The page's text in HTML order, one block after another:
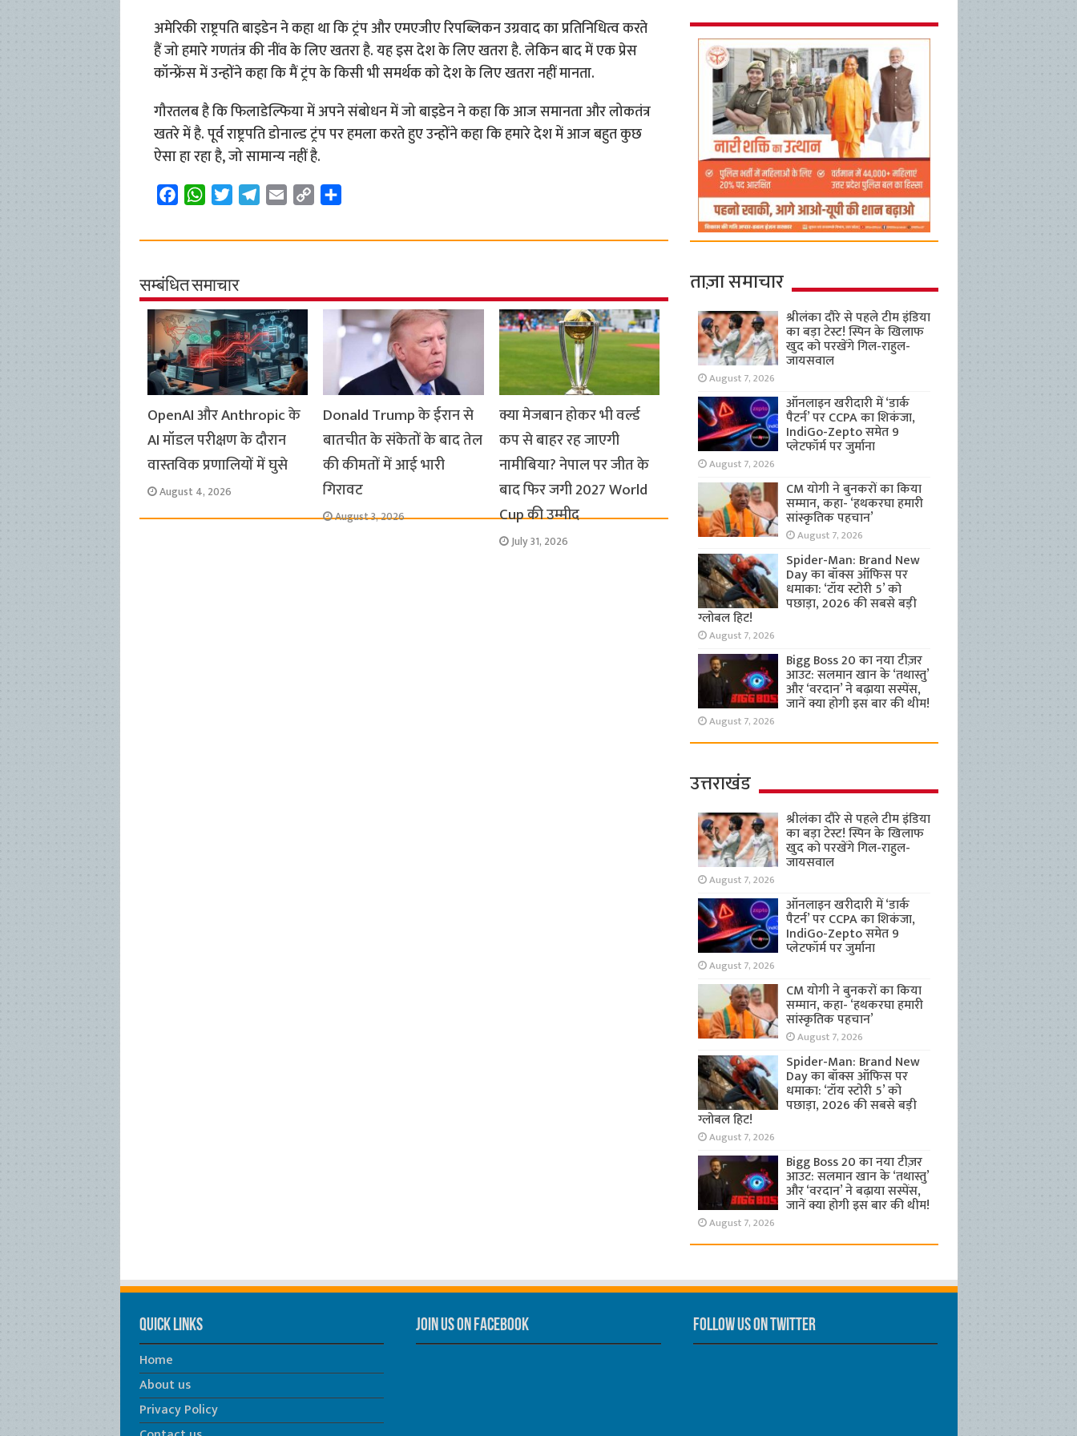
अमेरिकी राष्ट्रपति बाइडेन ने कहा था कि ट्रंप और एमएजीए रिपब्लिकन उग्रवाद का प्रतिनिधित्व करते
हैं जो हमारे गणतंत्र की नींव के लिए खतरा है. यह इस देश के लिए खतरा है. लेकिन बाद में एक प्रेस
कॉन्फ्रेंस में उन्होंने कहा कि मैं ट्रंप के किसी भी समर्थक को देश के लिए खतरा नहीं मानता.
गौरतलब है कि फिलाडेल्फिया में अपने संबोधन में जो बाइडेन ने कहा कि आज समानता और लोकतंत्र
खतरे में है. पूर्व राष्ट्रपति डोनाल्ड ट्रंप पर हमला करते हुए उन्होंने कहा कि हमारे देश में आज बहुत कुछ
ऐसा हा रहा है, जो सामान्य नहीं है.
c
b
o
o
k
W
a
s
A
p
p
i
t
e
r
l
r
a
m
a
p
i
a
सम्बंधित समाचार
OpenAI और Anthropic के
AI मॉडल परीक्षण के दौरान
वास्तविक प्रणालियों में घुसे
August 4, 2026
Donald Trump के ईरान से
बातचीत के संकेतों के बाद तेल
की कीमतों में आई भारी
गिरावट
August 3, 2026
क्या मेजबान होकर भी वर्ल्ड
कप से बाहर रह जाएगी
नामीबिया? नेपाल पर जीत के
बाद फिर जगी 2027 World
Cup की उम्मीद
July 31, 2026
ताज़ा समाचार
श्रीलंका दौरे से पहले टीम इंडिया
का बड़ा टेस्ट! स्पिन के खिलाफ
खुद को परखेंगे गिल-राहुल-
जायसवाल
August 7, 2026
ऑनलाइन खरीदारी में ‘डार्क
पैटर्न’ पर CCPA का शिकंजा,
IndiGo-Zepto समेत 9
प्लेटफॉर्म पर जुर्माना
August 7, 2026
CM योगी ने बुनकरों का किया
सम्मान, कहा- ‘हथकरघा हमारी
सांस्कृतिक पहचान’
August 7, 2026
Spider-Man: Brand New
Day का बॉक्स ऑफिस पर
धमाका: ‘टॉय स्टोरी 5’ को
पछाड़ा, 2026 की सबसे बड़ी
ग्लोबल हिट!
August 7, 2026
Bigg Boss 20 का नया टीज़र
आउट: सलमान खान के ‘तथास्तु’
और ‘वरदान’ ने बढ़ाया सस्पेंस,
जानें क्या होगी इस बार की थीम!
August 7, 2026
उत्तराखंड
श्रीलंका दौरे से पहले टीम इंडिया
का बड़ा टेस्ट! स्पिन के खिलाफ
खुद को परखेंगे गिल-राहुल-
जायसवाल
August 7, 2026
ऑनलाइन खरीदारी में ‘डार्क
पैटर्न’ पर CCPA का शिकंजा,
IndiGo-Zepto समेत 9
प्लेटफॉर्म पर जुर्माना
August 7, 2026
CM योगी ने बुनकरों का किया
सम्मान, कहा- ‘हथकरघा हमारी
सांस्कृतिक पहचान’
August 7, 2026
Spider-Man: Brand New
Day का बॉक्स ऑफिस पर
धमाका: ‘टॉय स्टोरी 5’ को
पछाड़ा, 2026 की सबसे बड़ी
ग्लोबल हिट!
August 7, 2026
Bigg Boss 20 का नया टीज़र
आउट: सलमान खान के ‘तथास्तु’
और ‘वरदान’ ने बढ़ाया सस्पेंस,
जानें क्या होगी इस बार की थीम!
August 7, 2026
Quick Links
Home
About us
Privacy Policy
Join us on Facebook Follow us on Twitter